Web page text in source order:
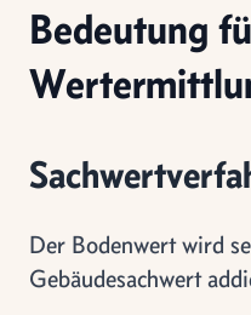
Bedeutung
Der Bodenwert wird
Gebäudesachwert